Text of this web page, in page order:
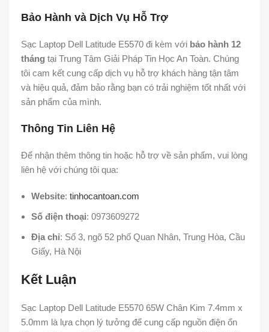
Bảo Hành và Dịch Vụ Hỗ Trợ
Sạc Laptop Dell Latitude E5570 đi kèm với bảo hành 12
tháng tại Trung Tâm Giải Pháp Tin Học An Toàn. Chúng
tôi cam kết cung cấp dịch vụ hỗ trợ khách hàng tận tâm
và hiệu quả, đảm bảo rằng bạn có trải nghiệm tốt nhất với
sản phẩm của mình.
Thông Tin Liên Hệ
Để nhận thêm thông tin hoặc hỗ trợ về sản phẩm, vui lòng
liên hệ với chúng tôi qua:
Website: tinhocantoan.com
Số điện thoại: 0973609272
Địa chỉ: Số 3, ngõ 52 phố Quan Nhân, Trung Hòa, Cầu
Giấy, Hà Nội
Kết Luận
Sạc Laptop Dell Latitude E5570 65W Chân Kim 7.4mm x
5.0mm là lựa chọn lý tưởng để cung cấp nguồn điện ổn